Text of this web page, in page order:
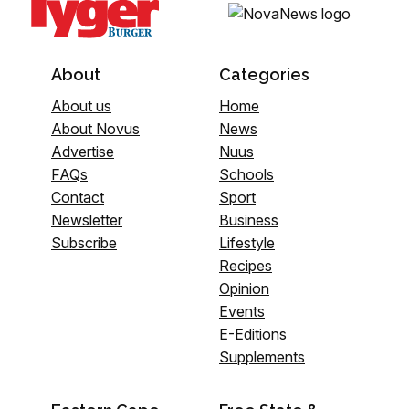
About
About us
About Novus
Advertise
FAQs
Contact
Newsletter
Subscribe
Categories
Home
News
Nuus
Schools
Sport
Business
Lifestyle
Recipes
Opinion
Events
E-Editions
Supplements